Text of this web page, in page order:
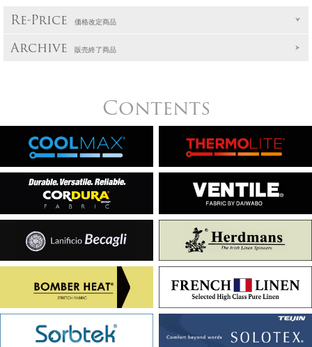
Re-Price 価格改定商品
Archive 販売終了商品
Contents